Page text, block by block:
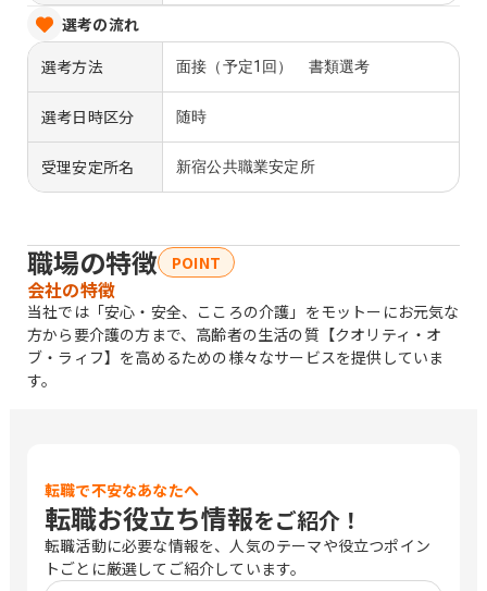
選考の流れ
選考方法
面接（予定1回） 書類選考
選考日時区分 随時
受理安定所名 新宿公共職業安定所
職場の特徴 POINT
会社の特徴
当社では「安心・安全、こころの介護」をモットーにお元気な
方から要介護の方まで、高齢者の生活の質【クオリティ・オ
ブ・ラィフ】を高めるための様々なサービスを提供していま
す。
転職で不安なあなたへ
転職お役立ち情報をご紹介！
転職活動に必要な情報を、人気のテーマや役立つポイン
トごとに厳選してご紹介しています。